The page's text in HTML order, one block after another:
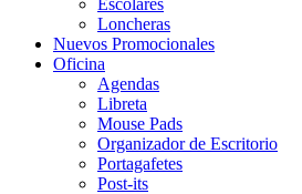
Escolares
Loncheras
Nuevos Promocionales
Oficina
Agendas
Libreta
Mouse Pads
Organizador de Escritorio
Portagafetes
Post-its